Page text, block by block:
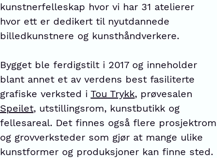
kunstnerfelleskap hvor vi har 31 atelierer
hvor ett er dedikert til nyutdannede
billedkunstnere og kunsthåndverkere.
Bygget ble ferdigstilt i 2017 og inneholder
blant annet et av verdens best fasiliterte
grafiske verksted i Tou Trykk, prøvesalen
Speilet, utstillingsrom, kunstbutikk og
fellesareal. Det finnes også flere prosjektrom
og grovverksteder som gjør at mange ulike
kunstformer og produksjoner kan finne sted.